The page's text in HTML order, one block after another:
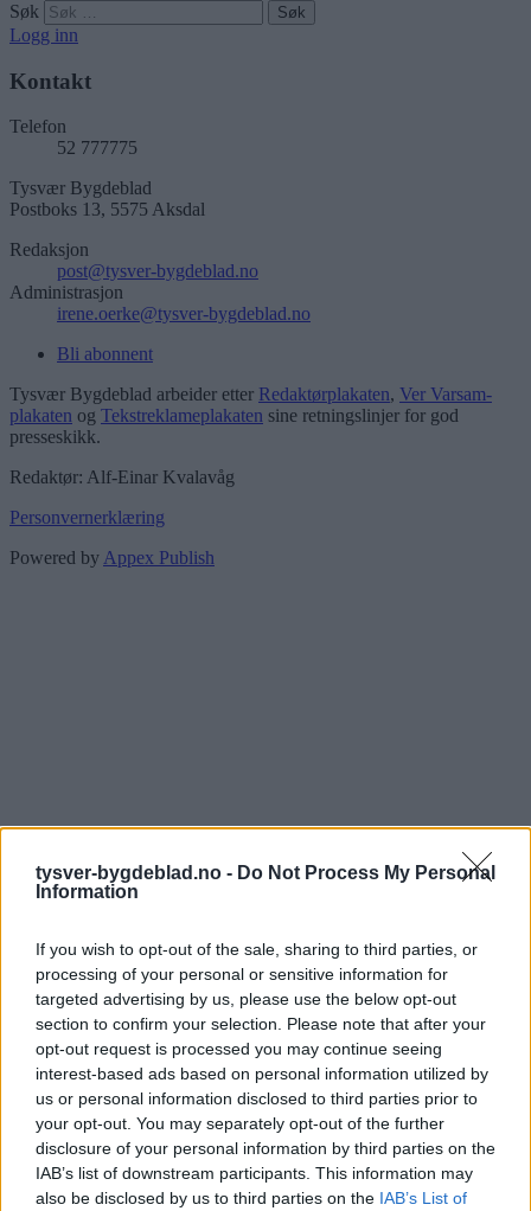
tysver-bygdeblad.no - Do Not Process My Personal
Information
If you wish to opt-out of the sale, sharing to third parties, or
processing of your personal or sensitive information for
targeted advertising by us, please use the below opt-out
section to confirm your selection. Please note that after your
opt-out request is processed you may continue seeing
interest-based ads based on personal information utilized by
us or personal information disclosed to third parties prior to
your opt-out. You may separately opt-out of the further
disclosure of your personal information by third parties on the
IAB’s list of downstream participants. This information may
also be disclosed by us to third parties on the IAB’s List of
Søk
Logg inn
Kontakt
Telefon
52 777775
Tysvær Bygdeblad
Postboks 13, 5575 Aksdal
Redaksjon
post@tysver-bygdeblad.no
Administrasjon
irene.oerke@tysver-bygdeblad.no
Bli abonnent
Tysvær Bygdeblad arbeider etter Redaktørplakaten, Ver Varsam-
plakaten og Tekstreklameplakaten sine retningslinjer for god
presseskikk.
Redaktør: Alf-Einar Kvalavåg
Personvernerklæring
Powered byAppex Publish